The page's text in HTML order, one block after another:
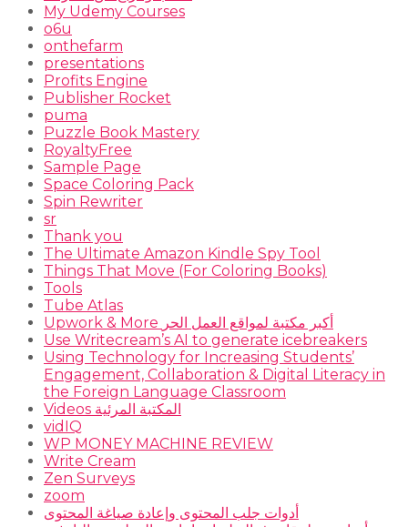
My Udemy Courses
o6u
onthefarm
presentations
Profits Engine
Publisher Rocket
puma
Puzzle Book Mastery
RoyaltyFree
Sample Page
Space Coloring Pack
Spin Rewriter
sr
Thank you
The Ultimate Amazon Kindle Spy Tool
Things That Move (For Coloring Books)
Tools
Tube Atlas
Upwork & More أكبر مكتبة لمواقع العمل الحر
Use Writecream’s AI to generate icebreakers
Using Technology for Increasing Students’
Engagement, Collaboration & Digital Literacy in
the Foreign Language Classroom
Videos المكتبة المرئية
vidIQ
WP MONEY MACHINE REVIEW
Write Cream
Zen Surveys
zoom
أدوات جلب المحتوى وإعادة صياغة المحتوى